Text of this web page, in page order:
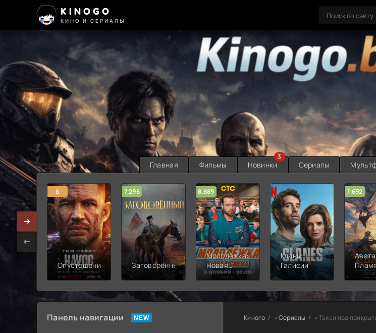
KINOGO
КИНО И СЕРИАЛЫ
Главная Фильмы Новинки
3
Сериалы
6
Опустошение
7.296
Заговорённый
8.889
Молодёжка:
Новая
смена
Кланы
Галисии
7.692
пепел
Панель навигации Киного » Сериалы » Такси под